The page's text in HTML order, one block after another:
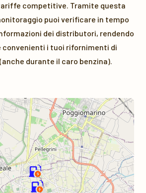
competitive. Tramite questa
puoi verificare in tempo
dei distributori, rendendo
convenienti i tuoi rifornimenti di
durante il caro benzina).